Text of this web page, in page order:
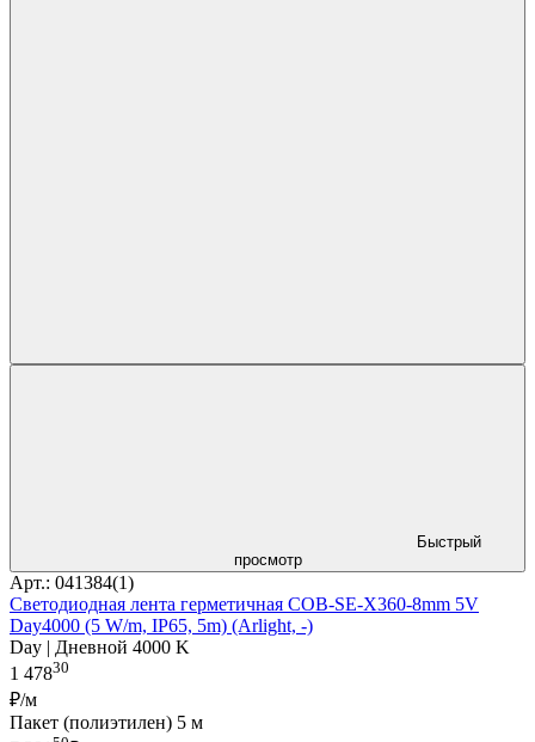
Быстрый
просмотр
Арт.: 041384(1)
Светодиодная лента герметичная COB-SE-X360-8mm 5V
Day4000 (5 W/m, IP65, 5m) (Arlight, -)
Day | Дневной 4000 K
1 47830
₽/м
Пакет (полиэтилен) 5 м